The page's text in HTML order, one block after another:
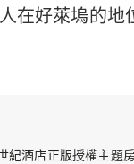
在好萊塢的地
紀酒店正版授權主題